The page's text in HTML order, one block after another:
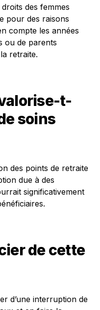
des femmes
pour des raisons
compte les années
ou de parents
retraite.
t-
soins
des points de retraite
due à des
significativement
de cette
d’une interruption de